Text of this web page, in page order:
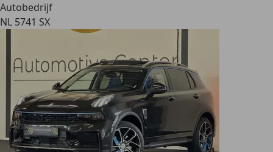
Autobedrijf
NL 5741 SX